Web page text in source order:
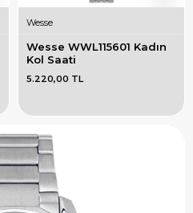
Wesse
Wesse WWL115601 Kadın
Kol Saati
5.220,00 TL